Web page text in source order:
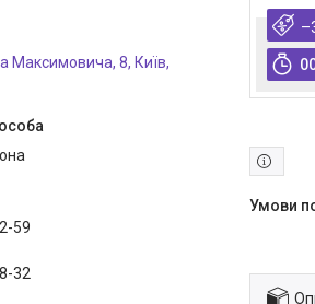
0
Максимовича, 8, Київ,
59
32